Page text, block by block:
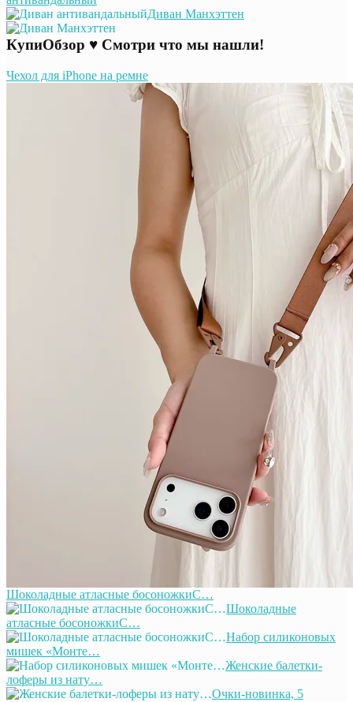
Диван Манхэттен
КупиОбзор ♥ Смотри что мы нашли!
Чехол для iPhone на ремне
Шоколадные атласные босоножкиС…
Шоколадные
атласные босоножкиС…
Набор силиконовых
мишек «Монте…
Женские балетки-
лоферы из нату…
Очки-новинка, 5